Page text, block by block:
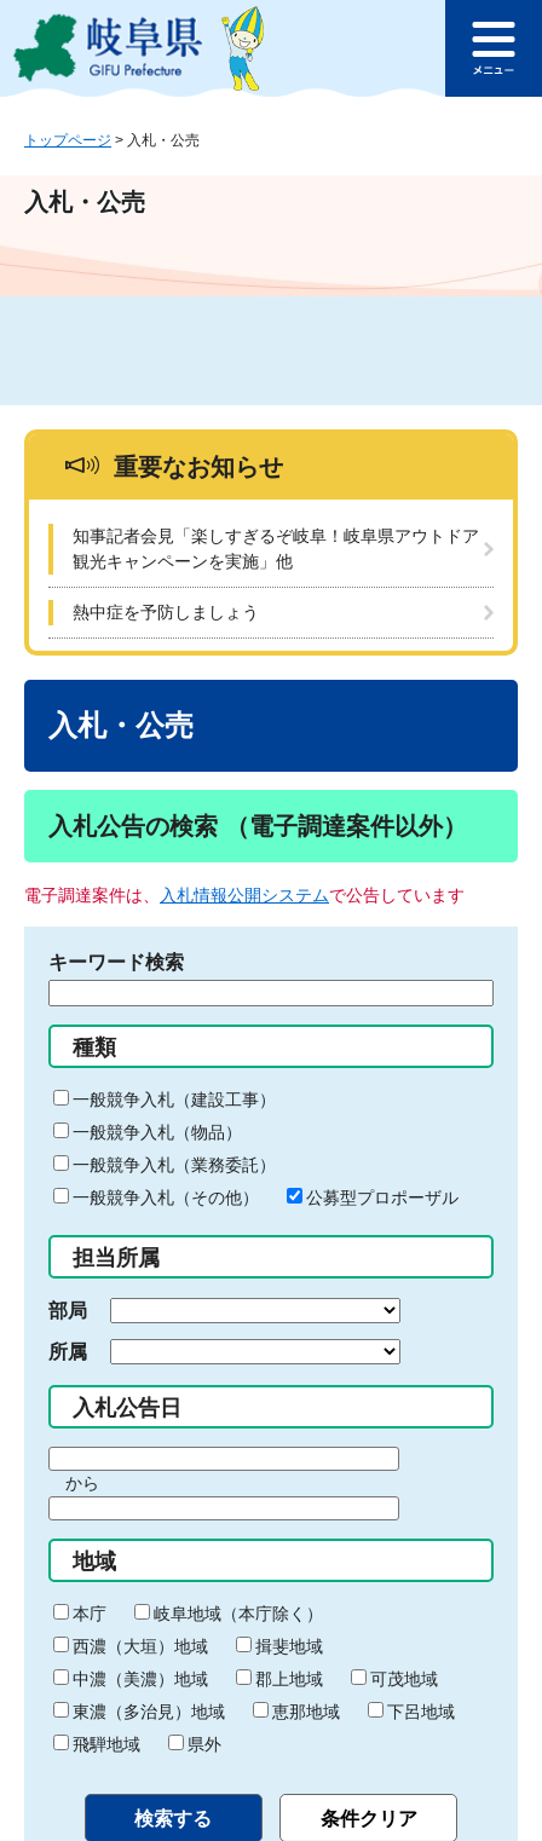
ジ
ュ
文
このページの本文へ
ュ
トップページ > 入札・公売
入札・公売
重要なお知らせ
知事記者会見「楽しすぎるぞ岐阜！岐阜県アウトドア
観光キャンペーンを実施」他
熱中症を予防しましょう
入札・公売
入札公告の検索 （電子調達案件以外）
電子調達案件は、 入札情報公開システムで公告しています
キーワード検索
る
キ
ー
ワ
ー
ド
入
力
種類
一般競争入札（建設工事）
一般競争入札（物品）
一般競争入札（業務委託）
一般競争入札（その他）
公募型プロポーザル
担当所属
部局
所属
入札公告日
間
始
り
から
間
終
わ
り
地域
本庁
岐阜地域（本庁除く）
西濃（大垣）地域
揖斐地域
中濃（美濃）地域
郡上地域
可茂地域
東濃（多治見）地域
恵那地域
下呂地域
飛騨地域
県外